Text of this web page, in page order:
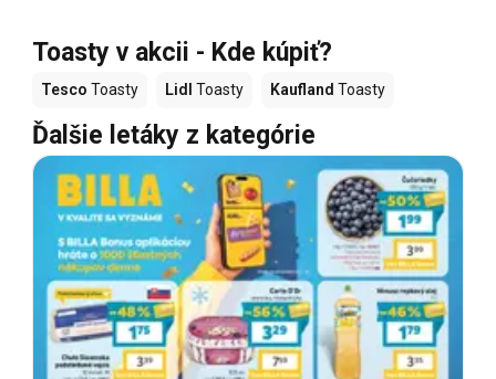
Toasty v akcii - Kde kúpiť?
Tesco Toasty Lidl Toasty Kaufland Toasty
Ďalšie letáky z kategórie